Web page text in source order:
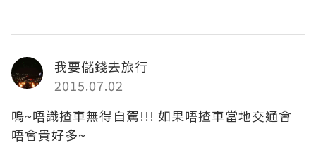
我要儲錢去旅行
2015.07.02
嗚~唔識揸車無得自駕!!! 如果唔揸車當地交通會
唔會貴好多~